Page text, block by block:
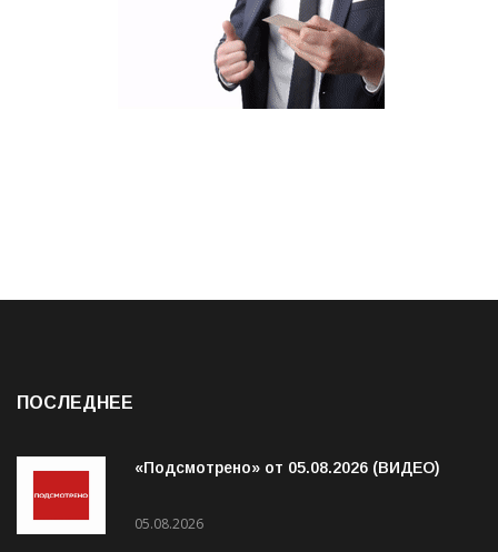
«Подсмотрено» от 05.08.2026 (ВИДЕО)